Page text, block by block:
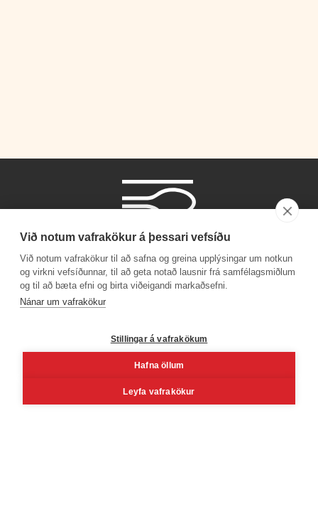
Við notum vafrakökur á þessari vefsíðu
Við notum vafrakökur til að safna og greina upplýsingar um notkun
og virkni vefsíðunnar, til að geta notað lausnir frá samfélagsmiðlum
og til að bæta efni og birta viðeigandi markaðsefni.
Nánar um vafrakökur
Stillingar á vafrakökum
Hafna öllum
Leyfa vafrakökur
Símanúmer